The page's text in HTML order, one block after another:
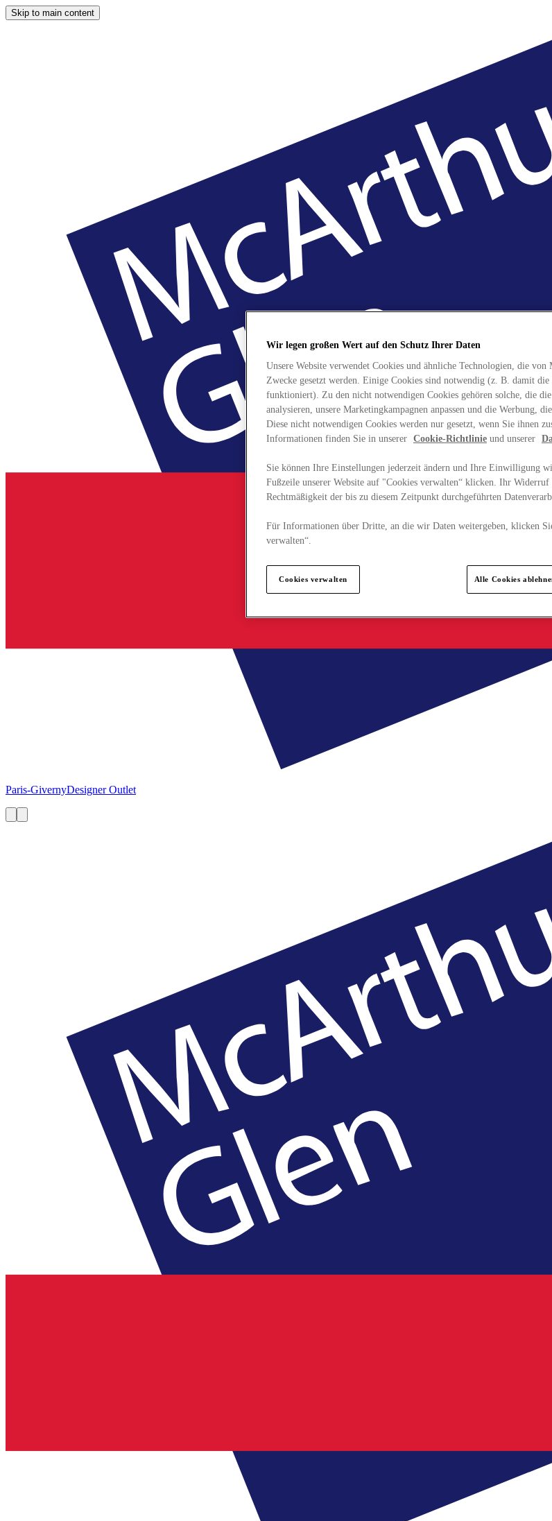
Skip to main content
Paris-GivernyDesigner Outlet
Wir legen großen Wert auf den Schutz Ihrer Daten
Unsere Website verwendet Cookies und ähnliche Technologien, die
Zwecke gesetzt werden. Einige Cookies sind notwendig (z. B. damit die
funktioniert). Zu den nicht notwendigen Cookies gehören solche, die
analysieren, unsere Marketingkampagnen anpassen und die Werbung,
Diese nicht notwendigen Cookies werden nur gesetzt, wenn Sie ihnen
Informationen finden Sie in unserer Cookie-Richtlinie und unserer
Sie können Ihre Einstellungen jederzeit ändern und Ihre Einwilligung
Fußzeile unserer Website auf "Cookies verwalten“ klicken. Ihr
Rechtmäßigkeit der bis zu diesem Zeitpunkt durchgeführten
Für Informationen über Dritte, an die wir Daten weitergeben, klicken
verwalten“.
Cookies verwalten Alle Cookies